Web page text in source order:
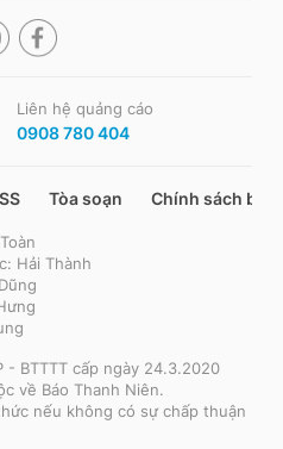
Liên hệ quảng cáo
0908 780 404
Tòa soạn Chính sách bảo
Hải Thành
- BTTTT cấp ngày 24.3.2020
về Báo Thanh Niên.
nếu không có sự chấp thuận